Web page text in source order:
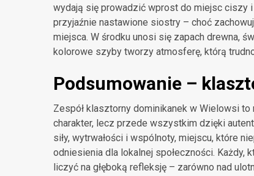
wydają się prowadzić wprost do miejsc ciszy i
przyjaźnie nastawione siostry – choć
miejsca. W środku unosi się zapach drewna,
kolorowe szyby tworzy atmosferę, którą
Podsumowanie –
Zespół klasztorny dominikanek w Wielowsi
charakter, lecz przede wszystkim dzięki
siły, wytrwałości i wspólnoty, miejscu, które
odniesienia dla lokalnej społeczności. Każdy,
liczyć na głęboką refleksję – zarówno nad